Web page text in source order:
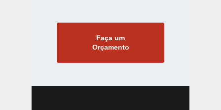
Faça um
Orçamento